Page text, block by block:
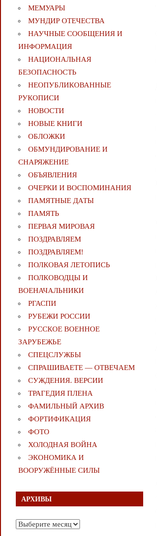
МЕМУАРЫ
МУНДИР ОТЕЧЕСТВА
НАУЧНЫЕ СООБЩЕНИЯ И
ИНФОРМАЦИЯ
НАЦИОНАЛЬНАЯ
БЕЗОПАСНОСТЬ
НЕОПУБЛИКОВАННЫЕ
РУКОПИСИ
НОВОСТИ
НОВЫЕ КНИГИ
ОБЛОЖКИ
ОБМУНДИРОВАНИЕ И
СНАРЯЖЕНИЕ
ОБЪЯВЛЕНИЯ
ОЧЕРКИ И ВОСПОМИНАНИЯ
ПАМЯТНЫЕ ДАТЫ
ПАМЯТЬ
ПЕРВАЯ МИРОВАЯ
ПОЗДРАВЛЯЕМ
ПОЗДРАВЛЯЕМ!
ПОЛКОВАЯ ЛЕТОПИСЬ
ПОЛКОВОДЦЫ И
ВОЕНАЧАЛЬНИКИ
РГАСПИ
РУБЕЖИ РОССИИ
РУССКОЕ ВОЕННОЕ
ЗАРУБЕЖЬЕ
СПЕЦСЛУЖБЫ
СПРАШИВАЕТЕ — ОТВЕЧАЕМ
СУЖДЕНИЯ. ВЕРСИИ
ТРАГЕДИЯ ПЛЕНА
ФАМИЛЬНЫЙ АРХИВ
ФОРТИФИКАЦИЯ
ФОТО
ХОЛОДНАЯ ВОЙНА
ЭКОНОМИКА И
ВООРУЖЁННЫЕ СИЛЫ
АРХИВЫ
Архивы